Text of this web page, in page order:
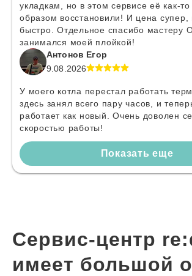
укладкам, но в этом сервисе её как-
образом восстановили! И цена супер,
быстро. Отдельное спасибо мастеру
занимался моей плойкой!
Антонов Егор
9.08.2026
У моего котла перестал работать
здесь занял всего пару часов, и
работает как новый. Очень доволен
скоростью работы!
Показать еще
Сервис-центр
имеет большой